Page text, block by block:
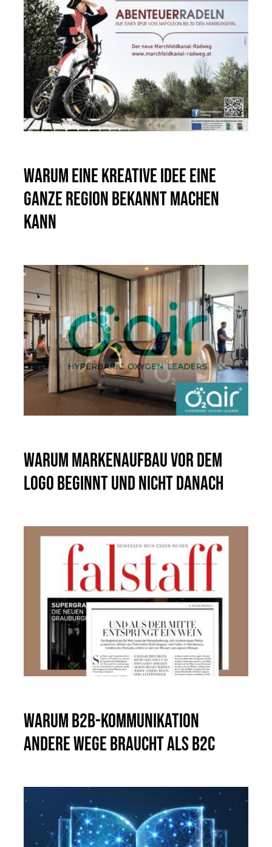
Warum eine kreative Idee eine
ganze Region bekannt machen
kann
Warum Markenaufbau vor dem
Logo beginnt und nicht danach
Warum B2B-Kommunikation
andere Wege braucht als B2C